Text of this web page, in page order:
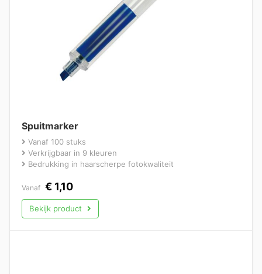
Spuitmarker
Vanaf 100 stuks
Verkrijgbaar in 9 kleuren
Bedrukking in haarscherpe fotokwaliteit
Vanaf € 1,10
Bekijk product